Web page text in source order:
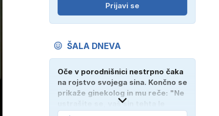
Prijavi se
ŠALA DNEVA
Oče v porodnišnici nestrpno čaka
na rojstvo svojega sina. Končno se
prikaže ginekolog in mu reče: "Ne
ustrašite se, vaš sin tehta le